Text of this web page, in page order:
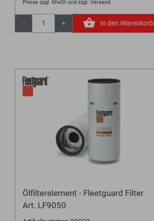
Preise zzgl. MwSt und zzgl. Versand
- + In den Warenkorb
Ölfilterelement - Fleetguard Filter
Art. LF9050